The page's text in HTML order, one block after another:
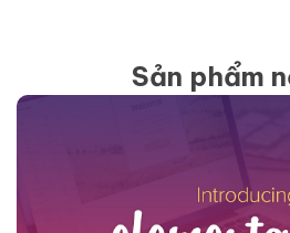
Sản phẩm